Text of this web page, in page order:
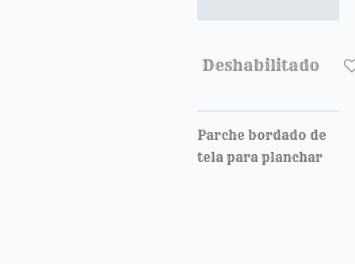
Deshabilitado
Parche bordado de
tela para planchar